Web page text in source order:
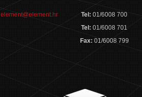
element@element.hr Tel:01/6008 700
Tel:01/6008 701
Fax: 01/6008 799